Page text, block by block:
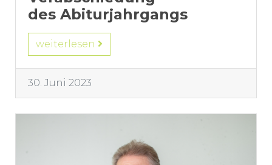
des Abiturjahrgangs
weiterlesen
30. Juni 2023